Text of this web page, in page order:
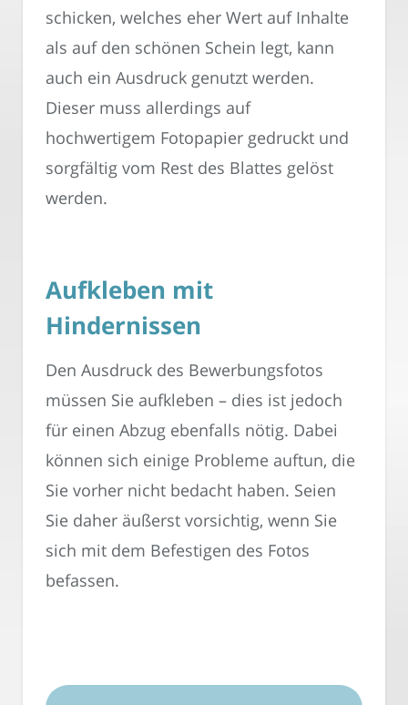
schicken, welches eher Wert auf Inhalte
als auf den schönen Schein legt, kann
auch ein Ausdruck genutzt werden.
Dieser muss allerdings auf
hochwertigem Fotopapier gedruckt und
sorgfältig vom Rest des Blattes gelöst
werden.
Aufkleben mit
Hindernissen
Den Ausdruck des Bewerbungsfotos
müssen Sie aufkleben – dies ist jedoch
für einen Abzug ebenfalls nötig. Dabei
können sich einige Probleme auftun, die
Sie vorher nicht bedacht haben. Seien
Sie daher äußerst vorsichtig, wenn Sie
sich mit dem Befestigen des Fotos
befassen.